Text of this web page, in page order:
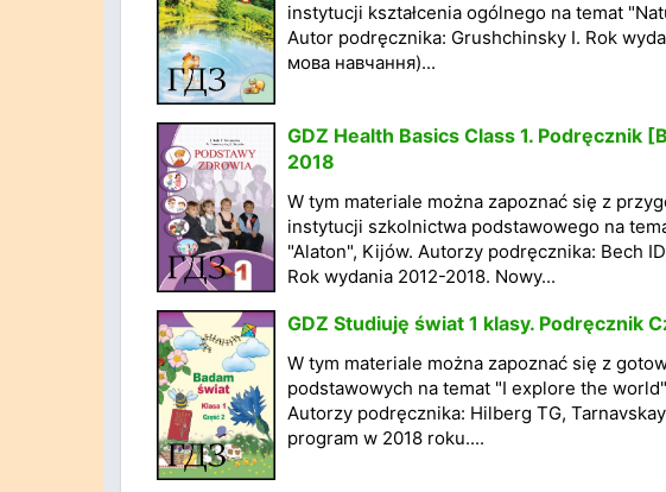
instytucji kształcenia ogólnego na temat
Autor podręcznika: Grushchinsky I. Rok
мова навчання)...
GDZ Health Basics Class 1. Podręcznik
2018
W tym materiale można zapoznać się z
instytucji szkolnictwa podstawowego na
"Alaton", Kijów. Autorzy podręcznika: Bech
Rok wydania 2012-2018. Nowy...
GDZ Studiuję świat 1 klasy. Podręcznik
W tym materiale można zapoznać się z
podstawowych na temat "I explore the
Autorzy podręcznika: Hilberg TG,
program w 2018 roku....